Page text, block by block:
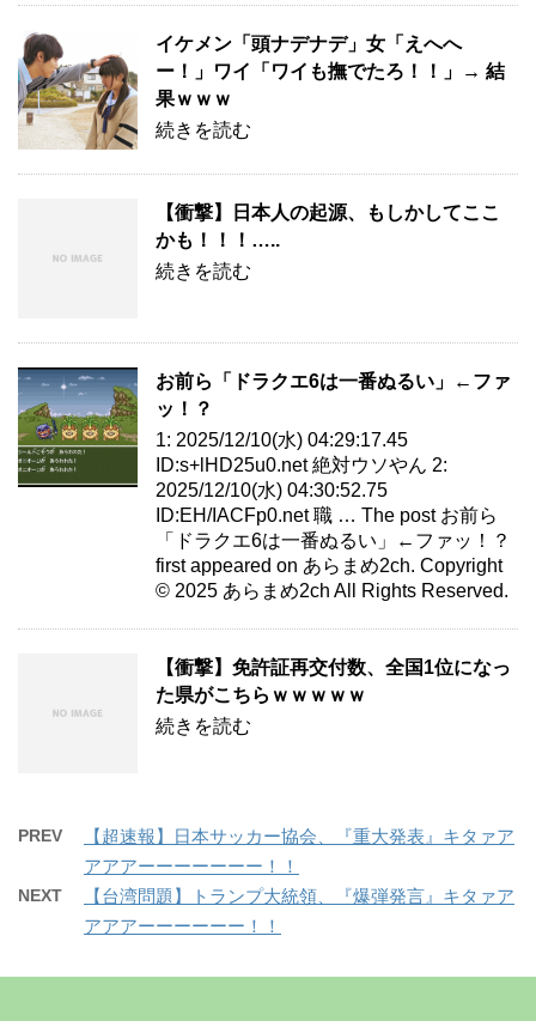
イケメン「頭ナデナデ」女「えへへ
ー！」ワイ「ワイも撫でたろ！！」→ 結
果ｗｗｗ
続きを読む
【衝撃】日本人の起源、もしかしてここ
かも！！！…..
続きを読む
お前ら「ドラクエ6は一番ぬるい」←ファ
ッ！？
1: 2025/12/10(水) 04:29:17.45
ID:s+lHD25u0.net 絶対ウソやん 2:
2025/12/10(水) 04:30:52.75
ID:EH/IACFp0.net 職 … The post お前ら
「ドラクエ6は一番ぬるい」←ファッ！？
first appeared on あらまめ2ch. Copyright
© 2025 あらまめ2ch All Rights Reserved.
【衝撃】免許証再交付数、全国1位になっ
た県がこちらｗｗｗｗｗ
続きを読む
PREV
【超速報】日本サッカー協会、『重大発表』キタァア
アアアーーーーーーー！！
NEXT
【台湾問題】トランプ大統領、『爆弾発言』キタァア
アアアーーーーーー！！